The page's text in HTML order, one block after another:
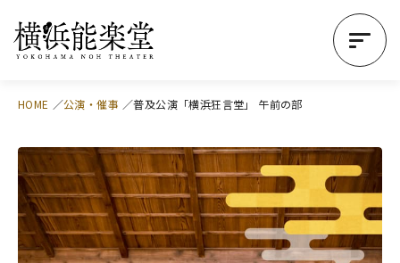
HOME 公演・催事 普及公演「横浜狂言堂」 午前の部